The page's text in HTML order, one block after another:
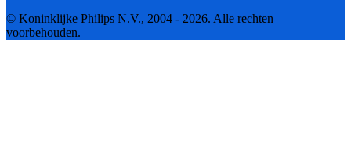
© Koninklijke Philips N.V., 2004 - 2026. Alle rechten
voorbehouden.